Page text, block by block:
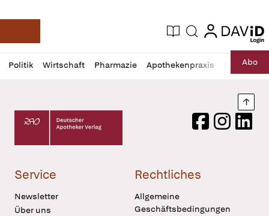
Deutsche Apotheker Zeitung
Aktuelle Ausgabe
Suche login
login
Politik Wirtschaft Pharmazie Apothekenpraxis RechtAbo
Profil
öffnen
Daz
Pur
Deutscher Apotheker Verlag Logo
FacebookInstagram
Service
Newsletter
Über uns
Rechtliches
Allgemeine
Geschäftsbedingungen